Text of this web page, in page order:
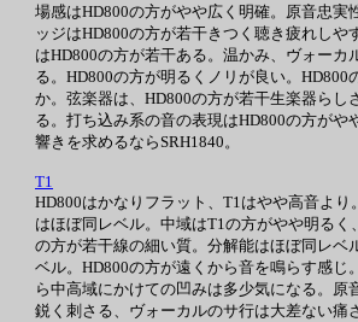
場感はHD800の方がやや広く明確。原音忠
ッジはHD800の方が若干きつく聴き疲れし
はHD800の方が若干ある。温かみ、ヴォーカ
る。HD800の方が明るくノリが良い。
か。弦楽器は、HD800の方が若干生楽器ら
る。打ち込み系の音の表現はHD800の方が
響きを求めるならSRH1840。
T1
HD800はかなりフラット、T1はやや高音よ
はほぼ同レベル。中域はT1の方がやや明る
の方が若干線の細い質。分解能はほぼ同レ
ベル。HD800の方が遠くから音を鳴らす感
ら中高域にかけての凹みは多少気になる。
鋭く刺さる、ヴォーカルのサ行は大差ない痛